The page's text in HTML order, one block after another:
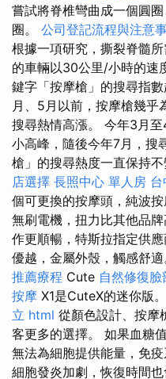
嘗試將脊椎彎曲成一個圓
圈。 公司登記流程與注意
根據一項研究，撕裂脊髓
的車輛以30公里/小時的速
鍵字「按摩槍」的搜尋指
月、5月以前，按摩槍幾
搜尋熱情高漲。 今年3月
小高峰，隨後今年7月，搜
槍」的搜尋熱度一直保持
店選擇 長照中心 單人房
個可更換的按摩頭，純波
無刷電機，扭力比其他品
作更順暢，特斯拉指定供
優越，金屬外殼，觸感舒適
推薦療程 Cute 自然修復
按摩 X1是CuteX的迷你版。
立 html 從顏色設計、按摩
客更多的選擇。 如果血糖
無法為細胞提供能量，免
細胞發炎加劇，恢復時間